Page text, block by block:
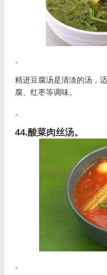
。
精进豆腐汤是清淡的汤，
腐、红枣等调味。
。
44.酸菜肉丝汤。
。